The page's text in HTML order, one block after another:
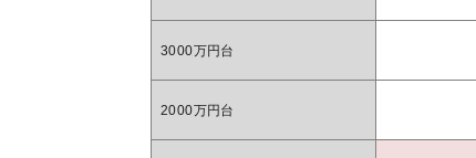
3000万円台
2000万円台